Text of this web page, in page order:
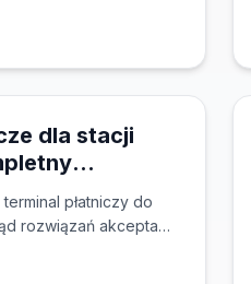
infrastruktury
dla stacji
kart w
płatniczy do
rozwiązań akceptacji
po kody QR. Dowiedz